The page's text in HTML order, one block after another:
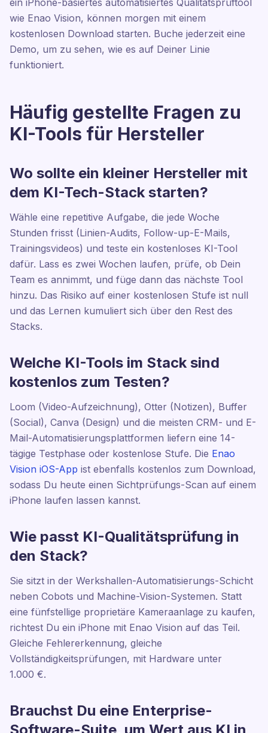
ein iPhone-basiertes automatisiertes Qualitätsprüftool
wie Enao Vision, können morgen mit einem
kostenlosen Download starten. Buche jederzeit eine
Demo, um zu sehen, wie es auf Deiner Linie
funktioniert.
Häufig gestellte Fragen zu
KI-Tools für Hersteller
Wo sollte ein kleiner Hersteller mit
dem KI-Tech-Stack starten?
Wähle eine repetitive Aufgabe, die jede Woche
Stunden frisst (Linien-Audits, Follow-up-E-Mails,
Trainingsvideos) und teste ein kostenloses KI-Tool
dafür. Lass es zwei Wochen laufen, prüfe, ob Dein
Team es annimmt, und füge dann das nächste Tool
hinzu. Das Risiko auf einer kostenlosen Stufe ist null
und das Lernen kumuliert sich über den Rest des
Stacks.
Welche KI-Tools im Stack sind
kostenlos zum Testen?
Loom (Video-Aufzeichnung), Otter (Notizen), Buffer
(Social), Canva (Design) und die meisten CRM- und E-
Mail-Automatisierungsplattformen liefern eine 14-
tägige Testphase oder kostenlose Stufe. Die Enao
Vision iOS-App ist ebenfalls kostenlos zum Download,
sodass Du heute einen Sichtprüfungs-Scan auf einem
iPhone laufen lassen kannst.
Wie passt KI-Qualitätsprüfung in
den Stack?
Sie sitzt in der Werkshallen-Automatisierungs-Schicht
neben Cobots und Machine-Vision-Systemen. Statt
eine fünfstellige proprietäre Kameraanlage zu kaufen,
richtest Du ein iPhone mit Enao Vision auf das Teil.
Gleiche Fehlererkennung, gleiche
Vollständigkeitsprüfungen, mit Hardware unter
1.000 €.
Brauchst Du eine Enterprise-